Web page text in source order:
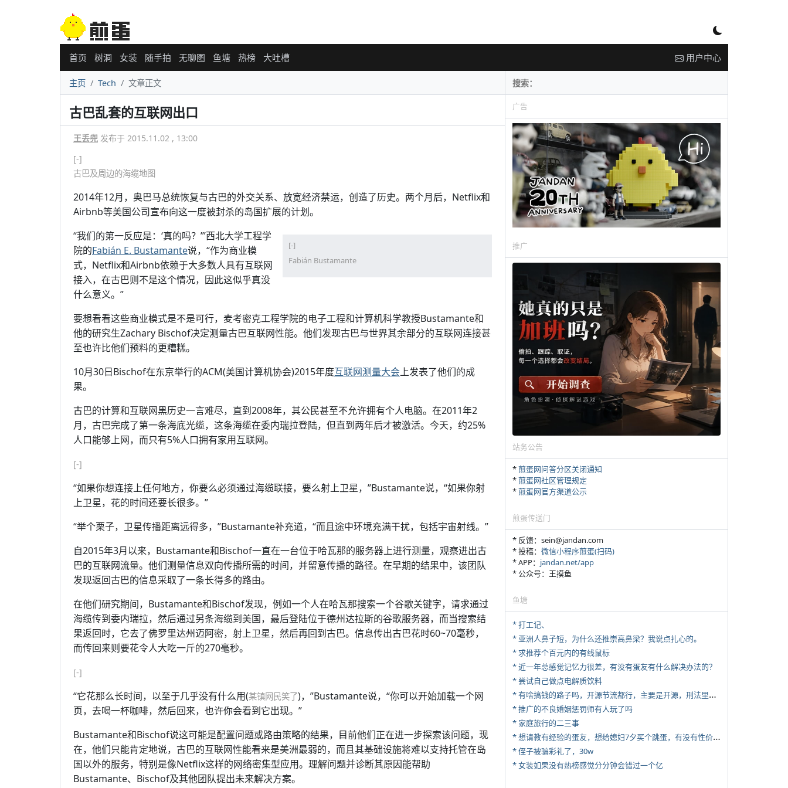
首页 树洞 女装 随手拍 无聊图 鱼塘 热榜 大吐槽 用户中心
主页 Tech 文章正文
古巴乱套的互联网出口
王丢兜 发布于 2015.11.02 , 13:00
[-]
古巴及周边的海缆地图
2014年12月，奥巴马总统恢复与古巴的外交关系、放宽经济禁运，创造了历史。两个月后，Netflix和
Airbnb等美国公司宣布向这一度被封杀的岛国扩展的计划。
[-]
Fabián Bustamante
“我们的第一反应是：‘真的吗？’”西北大学工程学
院的Fabián E. Bustamante说，“作为商业模
式，Netflix和Airbnb依赖于大多数人具有互联网
接入，在古巴则不是这个情况，因此这似乎真没
什么意义。”
要想看看这些商业模式是不是可行，麦考密克工程学院的电子工程和计算机科学教授Bustamante和
他的研究生Zachary Bischof决定测量古巴互联网性能。他们发现古巴与世界其余部分的互联网连接甚
至也许比他们预料的更糟糕。
10月30日Bischof在东京举行的ACM(美国计算机协会)2015年度互联网测量大会上发表了他们的成
果。
古巴的计算和互联网黑历史一言难尽，直到2008年，其公民甚至不允许拥有个人电脑。在2011年2
月，古巴完成了第一条海底光缆，这条海缆在委内瑞拉登陆，但直到两年后才被激活。今天，约25%
人口能够上网，而只有5%人口拥有家用互联网。
[-]
“如果你想连接上任何地方，你要么必须通过海缆联接，要么射上卫星，”Bustamante说，“如果你射
上卫星，花的时间还要长很多。”
“举个栗子，卫星传播距离远得多，”Bustamante补充道，“而且途中环境充满干扰，包括宇宙射线。”
自2015年3月以来，Bustamante和Bischof一直在一台位于哈瓦那的服务器上进行测量，观察进出古
巴的互联网流量。他们测量信息双向传播所需的时间，并留意传播的路径。在早期的结果中，该团队
发现返回古巴的信息采取了一条长得多的路由。
在他们研究期间，Bustamante和Bischof发现，例如一个人在哈瓦那搜索一个谷歌关键字，请求通过
海缆传到委内瑞拉，然后通过另条海缆到美国，最后登陆位于德州达拉斯的谷歌服务器，而当搜索结
果返回时，它去了佛罗里达州迈阿密，射上卫星，然后再回到古巴。信息传出古巴花时60~70毫秒，
而传回来则要花令人大吃一斤的270毫秒。
[-]
“它花那么长时间，以至于几乎没有什么用(某镇网民笑了)，”Bustamante说，“你可以开始加载一个网
页，去喝一杯咖啡，然后回来，也许你会看到它出现。”
Bustamante和Bischof说这可能是配置问题或路由策略的结果，目前他们正在进一步探索该问题，现
在，他们只能肯定地说，古巴的互联网性能看来是美洲最弱的，而且其基础设施将难以支持托管在岛
国以外的服务，特别是像Netflix这样的网络密集型应用。理解问题并诊断其原因能帮助
Bustamante、Bischof及其他团队提出未来解决方案。
广告
推广
站务公告
*煎蛋网问答分区关闭通知
*煎蛋网社区管理规定
*煎蛋网官方渠道公示
煎蛋传送门
* 反馈：sein@jandan.com
* 投稿： 微信小程序煎蛋(扫码)
* APP： jandan.net/app
* 公众号：王摸鱼
鱼塘
* 打工记、
* 亚洲人鼻子短，为什么还推崇高鼻梁？我说点扎心的。
* 求推荐个百元内的有线鼠标
* 近一年总感觉记忆力很差，有没有蛋友有什么解决办法的？
* 尝试自己做点电解质饮料
*
有啥搞钱的路子吗，开源节流都行，主要是开源，刑法里的咱不做
* 推广的不良婚姻惩罚师有人玩了吗
* 家庭旅行的二三事
*
想请教有经验的蛋友，想给媳妇7夕买个跳蛋，有没有性价比高的推荐
* 侄子被骗彩礼了，30w
* 女装如果没有热榜感觉分分钟会错过一个亿